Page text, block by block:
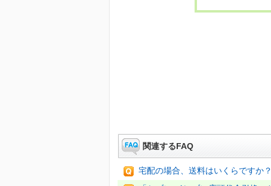
関連するFAQ
宅配の場合、送料はいくらですか？